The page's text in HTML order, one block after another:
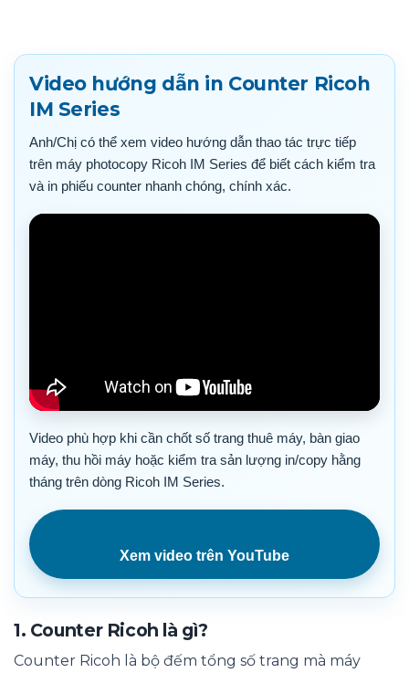
Video hướng dẫn in Counter Ricoh
IM Series
Anh/Chị có thể xem video hướng dẫn thao tác trực tiếp
trên máy photocopy Ricoh IM Series để biết cách kiểm tra
và in phiếu counter nhanh chóng, chính xác.
Video phù hợp khi cần chốt số trang thuê máy, bàn giao
máy, thu hồi máy hoặc kiểm tra sản lượng in/copy hằng
tháng trên dòng Ricoh IM Series.
Xem video trên YouTube
1. Counter Ricoh là gì?
Counter Ricoh là bộ đếm tổng số trang mà máy